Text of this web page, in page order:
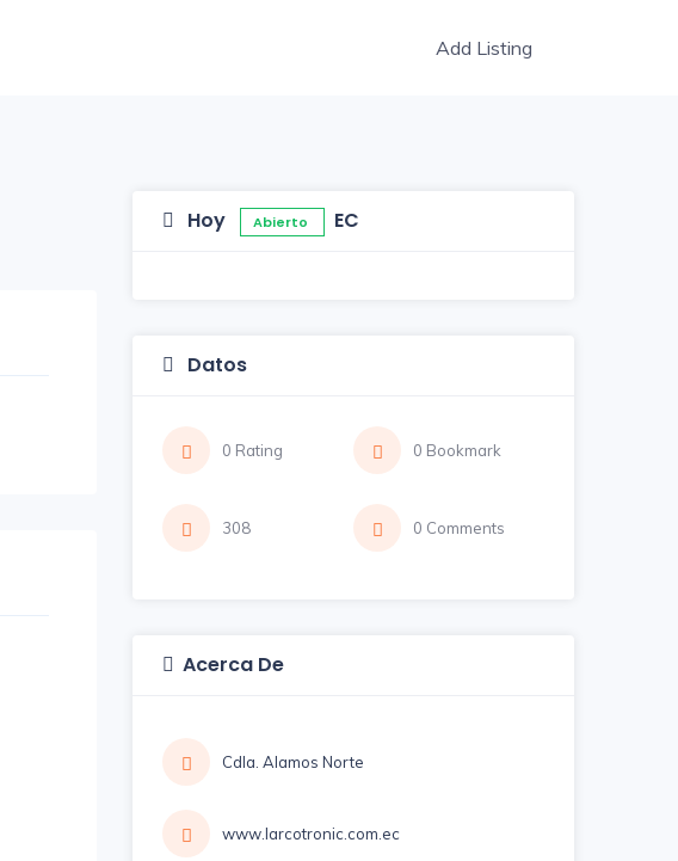
Add Listing
Hoy Abierto EC
Datos
0 Rating 0 Bookmark
308 0 Comments
Acerca De
Cdla. Alamos Norte
www.larcotronic.com.ec